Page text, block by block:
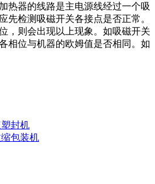
热器的线路是主电源线经过一个吸
先检测吸磁开关各接点是否正常。
，则会出现以上现象。如吸磁开关
相位与机器的欧姆值是否相同。如
封机
包装机